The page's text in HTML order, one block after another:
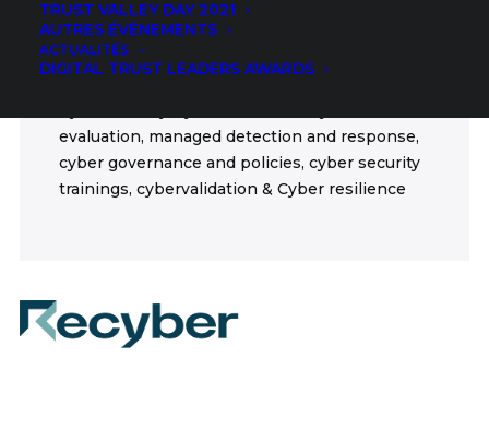
TRUST VALLEY DAY 2021
AUTRES ÉVÉNEMENTS
ACTUALITÉS
DIGITAL TRUST LEADERS AWARDS
ICT
FIELDS
evaluation, managed detection and response,
cyber governance and policies, cyber security
trainings, cybervalidation & Cyber resilience